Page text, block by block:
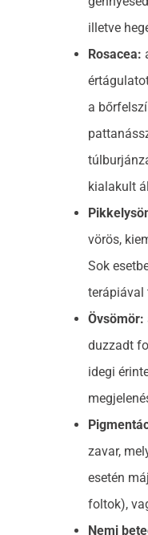
illetve
Rosacea:
a
kialakult
vörös,
Sok
terápiával
Övsömör:
duzzadt
idegi
zavar,
esetén
foltok),
Nemi